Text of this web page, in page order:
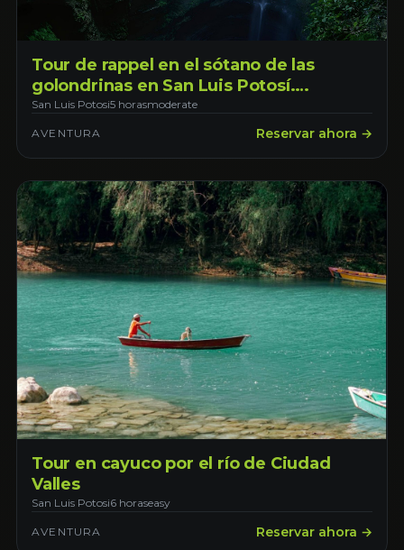
Tour de rappel en el sótano de las
golondrinas en San Luis Potosí.
Saliendo desde San Luis Potosí
San Luis Potosi5 horasmoderate
AVENTURA Reservar ahora →
Tour en cayuco por el río de Ciudad
Valles
San Luis Potosi6 horaseasy
AVENTURA Reservar ahora →